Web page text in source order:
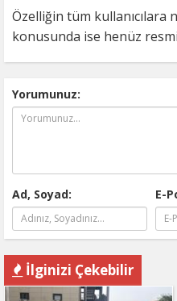
Özelliğin tüm kullanıcılara
konusunda ise henüz
Yorumunuz:
Ad, Soyad: E-
İlginizi Çekebilir